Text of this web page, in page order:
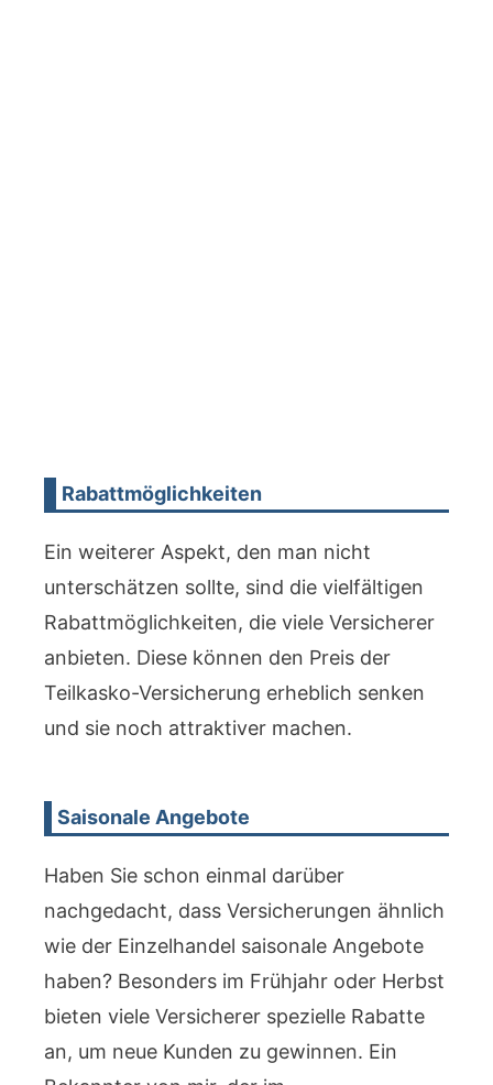
Rabattmöglichkeiten
Ein weiterer Aspekt, den man nicht
unterschätzen sollte, sind die vielfältigen
Rabattmöglichkeiten, die viele Versicherer
anbieten. Diese können den Preis der
Teilkasko-Versicherung erheblich senken
und sie noch attraktiver machen.
Saisonale Angebote
Haben Sie schon einmal darüber
nachgedacht, dass Versicherungen ähnlich
wie der Einzelhandel saisonale Angebote
haben? Besonders im Frühjahr oder Herbst
bieten viele Versicherer spezielle Rabatte
an, um neue Kunden zu gewinnen. Ein